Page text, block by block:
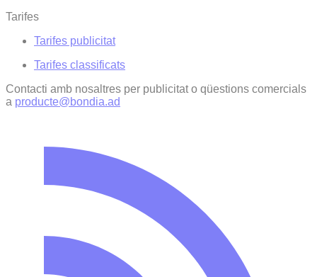
Tarifes
Tarifes publicitat
Tarifes classificats
Contacti amb nosaltres per publicitat o qüestions comercials
a producte@bondia.ad